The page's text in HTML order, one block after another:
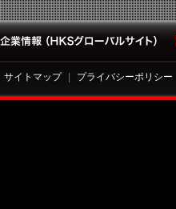
サイトマップ プライバシーポリシー